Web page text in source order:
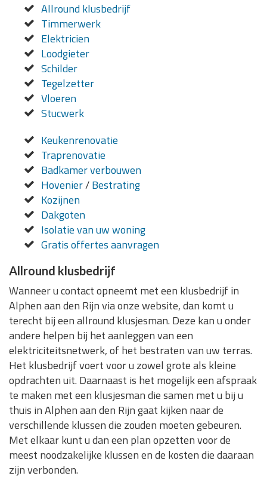
Allround klusbedrijf
Timmerwerk
Elektricien
Loodgieter
Schilder
Tegelzetter
Vloeren
Stucwerk
Keukenrenovatie
Traprenovatie
Badkamer verbouwen
Hovenier/Bestrating
Kozijnen
Dakgoten
Isolatie van uw woning
Gratis offertes aanvragen
Allround klusbedrijf
Wanneer u contact opneemt met een klusbedrijf in
Alphen aan den Rijn via onze website, dan komt u
terecht bij een allround klusjesman. Deze kan u onder
andere helpen bij het aanleggen van een
elektriciteitsnetwerk, of het bestraten van uw terras.
Het klusbedrijf voert voor u zowel grote als kleine
opdrachten uit. Daarnaast is het mogelijk een afspraak
te maken met een klusjesman die samen met u bij u
thuis in Alphen aan den Rijn gaat kijken naar de
verschillende klussen die zouden moeten gebeuren.
Met elkaar kunt u dan een plan opzetten voor de
meest noodzakelijke klussen en de kosten die daaraan
zijn verbonden.